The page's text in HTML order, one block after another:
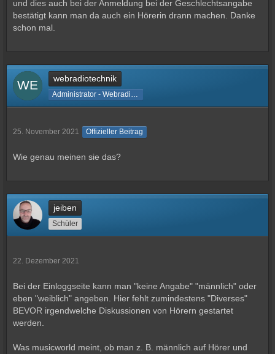
und dies auch bei der Anmeldung bei der Geschlechtsangabe
bestätigt kann man da auch ein Hörerin drann machen. Danke
schon mal.
webradiotechnik
25. November 2021 Offizieller Beitrag
Wie genau meinen sie das?
jeiben
Schüler
22. Dezember 2021
Bei der Einloggseite kann man "keine Angabe" "männlich" oder
eben "weiblich" angeben. Hier fehlt zumindestens "Diverses"
BEVOR irgendwelche Diskussionen von Hörern gestartet
werden.
Was musicworld meint, ob man z. B. männlich auf Hörer und